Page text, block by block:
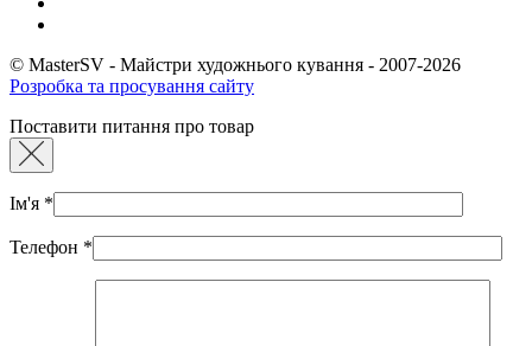
© MasterSV - Майстри художнього кування - 2007-2026
Розробка та просування сайту
Поставити питання про товар
Ім'я *
Телефон *